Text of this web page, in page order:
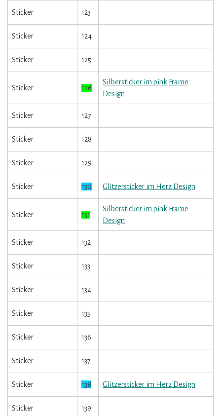
Sticker 123
Sticker 124
Sticker 125
Sticker 126
Silbersticker im pink Frame
Design
Sticker 127
Sticker 128
Sticker 129
Sticker 130 Glitzersticker im Herz Design
Sticker 131
Silbersticker im pink Frame
Design
Sticker 132
Sticker 133
Sticker 134
Sticker 135
Sticker 136
Sticker 137
Sticker 138 Glitzersticker im Herz Design
Sticker 139